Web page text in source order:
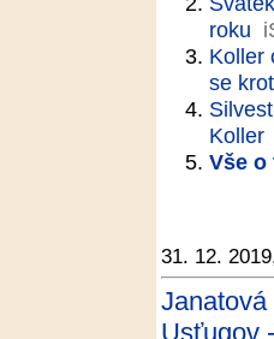
roku
Koller
se
Koller
Vše o
31. 12.
Janatová
Usťugov